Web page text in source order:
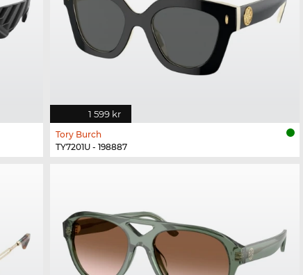
1 599 kr
Tory Burch
TY7201U - 198887